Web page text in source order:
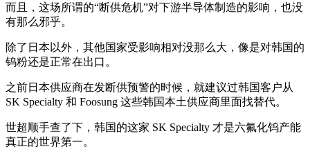
而且，这场所谓的“断供危机”对下游半导体制造的影响，也没
有那么邪乎。
除了日本以外，其他国家受影响相对没那么大，像是对韩国的
钨粉还是正常在出口。
之前日本供应商在发断供预警的时候，就建议过韩国客户从
SK Specialty 和 Foosung 这些韩国本土供应商里面找替代。
世超顺手查了下，韩国的这家 SK Specialty 才是六氟化钨产能
真正的世界第一。